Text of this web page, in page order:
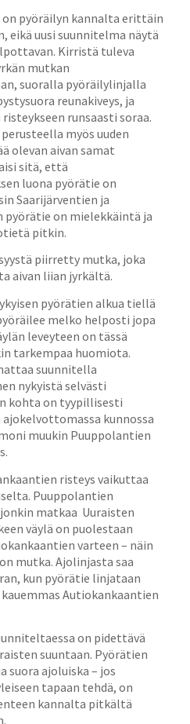
pyöräilyn kannalta erittäin
eikä uusi suunnitelma näytä
Kirristä tuleva
mutkan
suoralla pyöräilylinjalla
reunakiveys, ja
runsaasti soraa.
myös uuden
olevan aivan samat
sitä, että
luona pyörätie on
Saarijärventien ja
pyörätie on mielekkäintä ja
pitkin.
piirretty mutka, joka
aivan liian jyrkältä.
pyörätien alkua tiellä
melko helposti jopa
leveyteen on tässä
tarkempaa huomiota.
suunnitella
nykyistä selvästi
kohta on tyypillisesti
kunnossa
muukin Puuppolantien
risteys vaikuttaa
Puuppolantien
matkaa Uuraisten
väylä on puolestaan
varteen – näin
mutka. Ajolinjasta saa
kun pyörätie linjataan
Autiokankaantien
on pidettävä
suuntaan. Pyörätien
suora ajoluiska – jos
tapaan tehdä, on
kannalta pitkältä